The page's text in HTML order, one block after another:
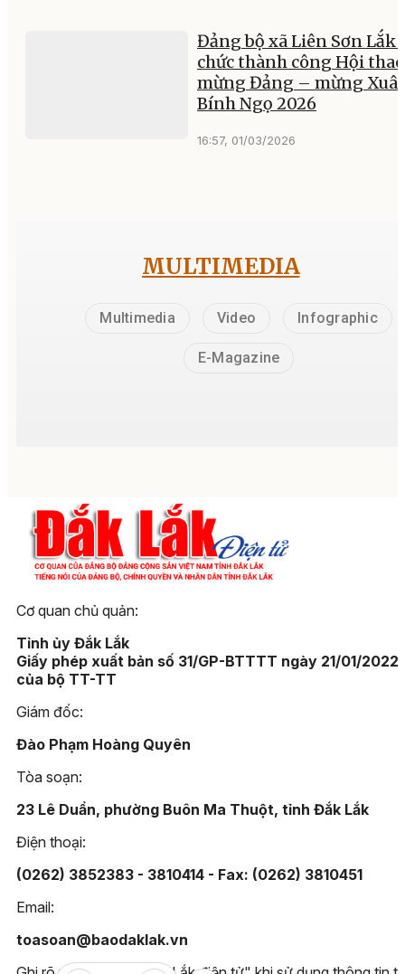
Đảng bộ xã Liên Sơn Lắk
chức thành công Hội thao
mừng Đảng – mừng
Bính Ngọ 2026
16:57, 01/03/2026
MULTIMEDIA
Multimedia Video Infographic
E-Magazine
Cơ quan chủ quản:
Tỉnh ủy Đắk Lắk
Giấy phép xuất bản số 31/GP-BTTTT ngày 21/01/2022
của bộ TT-TT
Giám đốc:
Đào Phạm Hoàng Quyên
Tòa soạn:
23 Lê Duẩn, phường Buôn Ma Thuột, tỉnh Đắk Lắk
Điện thoại:
(0262) 3852383 - 3810414 - Fax: (0262) 3810451
Email:
toasoan@baodaklak.vn